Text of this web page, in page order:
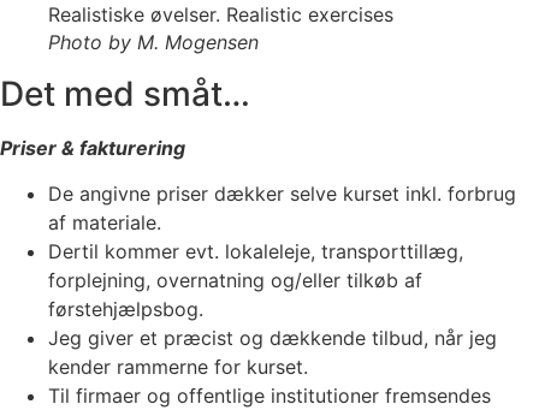
Photo by M. Mogensen
Det med småt…
Priser & fakturering
De angivne priser dækker selve kurset inkl. forbrug
af materiale.
Dertil kommer evt. lokaleleje, transporttillæg,
forplejning, overnatning og/eller tilkøb af
førstehjælpsbog.
Jeg giver et præcist og dækkende tilbud, når jeg
kender rammerne for kurset.
Til firmaer og offentlige institutioner fremsendes